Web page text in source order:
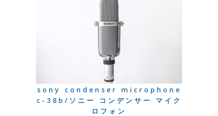
sony condenser microphone
c-38b/ソニー コンデンサー マイク
ロフォン